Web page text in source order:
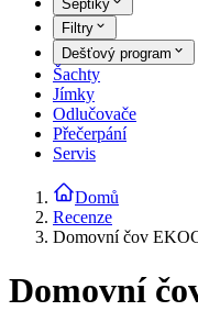
Septiky
Filtry
Dešťový program
Šachty
Jímky
Odlučovače
Přečerpání
Servis
Domů
Recenze
Domovní čov
Domovní